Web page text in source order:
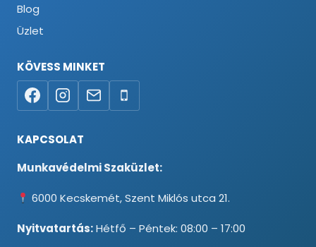
Blog
Üzlet
KÖVESS MINKET
KAPCSOLAT
Munkavédelmi Szaküzlet:
6000 Kecskemét, Szent Miklós utca 21.
Nyitvatartás:Hétfő – Péntek: 08:00 – 17:00